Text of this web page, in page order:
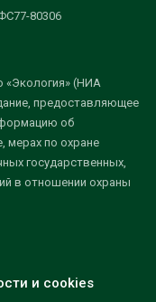
80306
«Экология» (НИА
предоставляющее
об
мерах по охране
государственных,
в отношении охраны
и cookies